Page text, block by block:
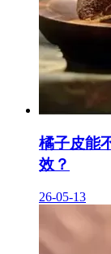
橘子皮能
效？
26-05-13